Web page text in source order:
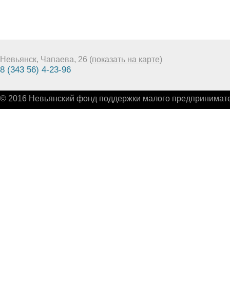
Невьянск, Чапаева, 26 (показать на карте)
8 (343 56) 4-23-96
© 2016 Невьянский фонд поддержки малого